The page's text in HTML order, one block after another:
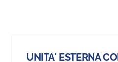
UNITA' ESTERNA